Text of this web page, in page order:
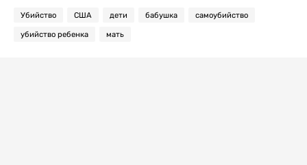
Убийство США дети бабушка самоубийство
убийство ребенка мать